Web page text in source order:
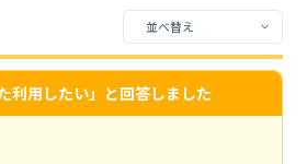
利用したい」と回答しました